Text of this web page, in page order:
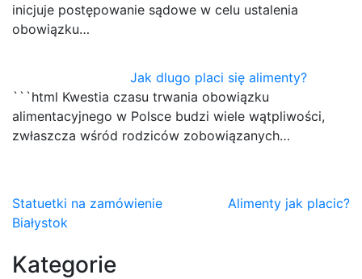
inicjuje postępowanie sądowe w celu ustalenia
obowiązku…
Jak dlugo placi się alimenty?
```html Kwestia czasu trwania obowiązku
alimentacyjnego w Polsce budzi wiele wątpliwości,
zwłaszcza wśród rodziców zobowiązanych…
Nawigacja
wpisu
Statuetki na zamówienie
Białystok
Alimenty jak placic?
Kategorie